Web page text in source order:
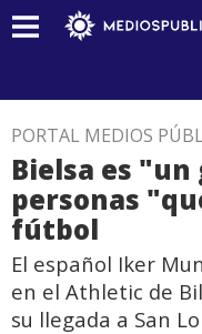
PORTAL MEDIOS
Bielsa es
personas
fútbol
El español Iker
en el Athletic de
su llegada a San